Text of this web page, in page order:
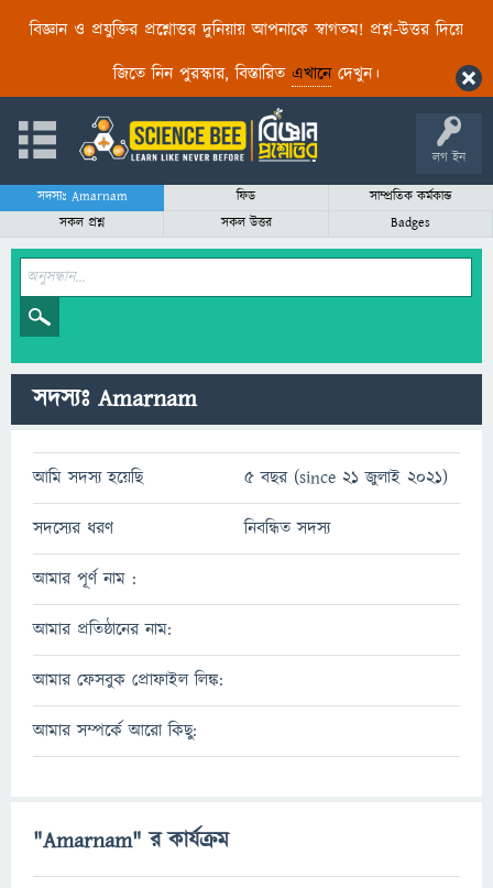
বিজ্ঞান ও প্রযুক্তির প্রশ্নোত্তর দুনিয়ায় আপনাকে স্বাগতম! প্রশ্ন-উত্তর দিয়ে
জিতে নিন পুরস্কার, বিস্তারিত এখানেদেখুন।
লগ ইন
সদস্যঃ Amarnam ফিড
সাম্প্রতিক কর্মকান্ড
সকল প্রশ্ন
সকল উত্তর Badges
সদস্যঃ Amarnam
আমি সদস্য হয়েছি 5 বছর (since 21 জুলাই 2021)
সদস্যের ধরণ নিবন্ধিত সদস্য
আমার পূর্ণ নাম :
আমার প্রতিষ্ঠানের নাম:
আমার ফেসবুক প্রোফাইল লিঙ্ক:
আমার সম্পর্কে আরো কিছু:
"Amarnam" র কার্যক্রম